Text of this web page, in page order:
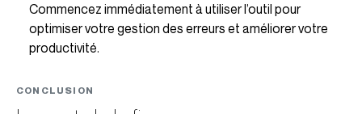
Commencez immédiatement à utiliser l’outil pour
optimiser votre gestion des erreurs et améliorer votre
productivité.
CONCLUSION